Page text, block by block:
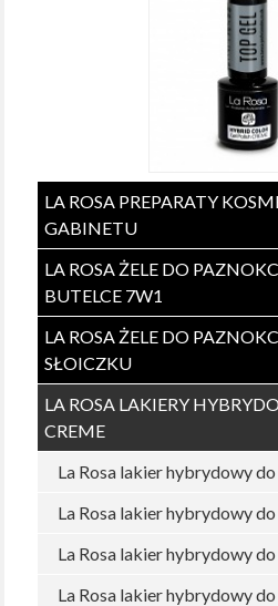
LA ROSA PREPARATY
GABINETU
LA ROSA ŻELE DO
BUTELCE 7W1
LA ROSA ŻELE DO
SŁOICZKU
LA ROSA LAKIERY
CREME
La Rosa lakier hybrydowy
La Rosa lakier hybrydowy
La Rosa lakier hybrydowy
La Rosa lakier hybrydowy